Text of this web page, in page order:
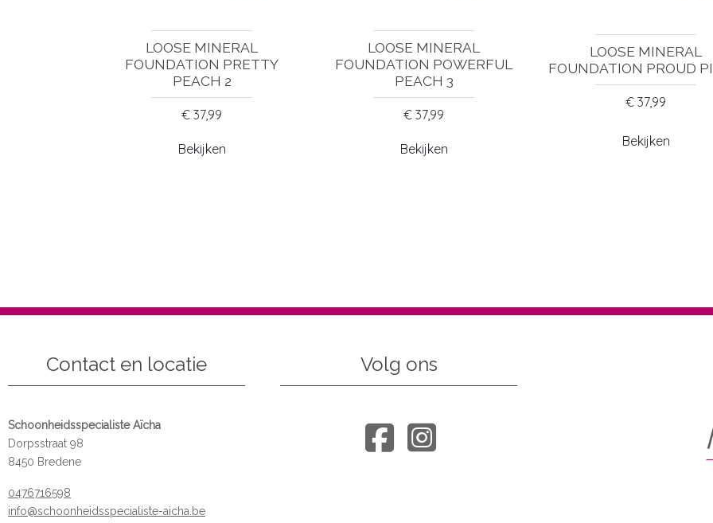
LOOSE MINERAL
FOUNDATION PRETTY
PEACH 2
€ 37,99
Bekijken
LOOSE MINERAL
FOUNDATION POWERFUL
PEACH 3
€ 37,99
Bekijken
LOOSE MINERAL
FOUNDATION PROUD
€ 37,99
Bekijken
Contact en locatie
Schoonheidsspecialiste Aïcha
Dorpsstraat 98
8450 Bredene
0476716598
info@schoonheidsspecialiste-aicha.be
Volg ons